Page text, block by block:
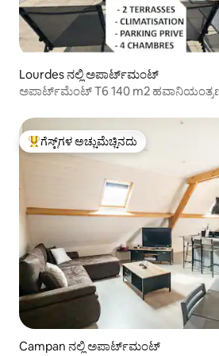
Lourdes ನಲ್ಲಿ ಅಪಾರ್ಟ್‌ಮಂಟ್
ಅಪಾರ್ಟ್‌ಮೆಂಟ್ T6 140 m2
ಗೆಸ್ಟ್‌ಗಳಿಗೆ ಅತಿ ಹೆಚ್ಚು ಅಚ್ಚುಮೆಚ್ಚಿನದು
ಗೆಸ್ಟ್‌ಗಳ ಅಚ್ಚುಮೆಚ್ಚಿನದು
Campan ನಲ್ಲಿ ಅಪಾರ್ಟ್‌ಮಂಟ್